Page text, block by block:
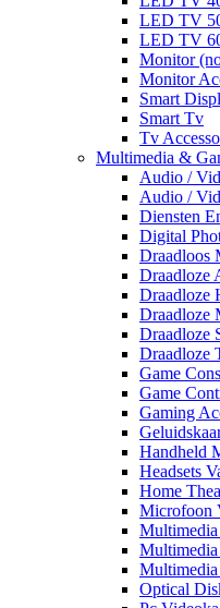
LED TV
LED TV
Monitor
Monitor
Smart
Smart Tv
Tv
Multimedia &
Audio /
Audio /
Diensten
Digital
Draadloos
Draadloze
Draadloze
Draadloze
Draadloze
Draadloze
Game
Game
Gaming
Handheld
Headsets
Home
Microfoon
Multimedia
Optical